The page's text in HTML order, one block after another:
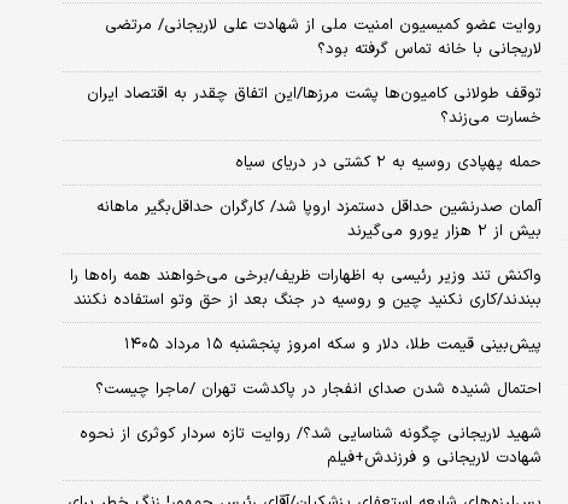
روایت عضو کمیسیون امنیت ملی از شهادت علی لاریجانی/ مرتضی
لاریجانی با خانه تماس گرفته بود؟
توقف طولانی کامیون‌ها پشت مرزها/این اتفاق چقدر به اقتصاد ایران
خسارت می‌زند؟
حمله پهپادی روسیه به ۲ کشتی در دریای سیاه
آلمان صدرنشین حداقل دستمزد اروپا شد/ کارگران حداقل‌بگیر ماهانه
بیش از ۲ هزار یورو می‌گیرند
واکنش تند وزیر رئیسی به اظهارات ظریف/برخی می‌خواهند همه راه‌ها را
ببندند/کاری نکنید چین و روسیه در جنگ بعد از حق وتو استفاده نکنند
پیش‌بینی قیمت طلا، دلار و سکه امروز پنجشنبه ۱۵ مرداد ۱۴۰۵
احتمال شنیده شدن صدای انفجار در پاکدشت تهران /ماجرا چیست؟
شهید لاریجانی چگونه شناسایی شد؟/ روایت تازه سردار کوثری از نحوه
شهادت لاریجانی و فرزندش+فیلم